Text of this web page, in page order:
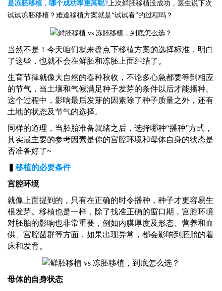
是冻胚移植，哪个成功率更高呢?上次鲜胚移植没成功，医生说下次
试试冻胚移植？难道移植方案就是“试试看”的过程吗？
当然不是！今天咱们就来盘点下移植方案的选择标准，明白
了这些，也就不会在鲜胚和冻胚上面纠结了。
生育节律就像大自然的春种秋收，不论多心急都要等到相应
的节气，当土壤和气候满足种子发芽的条件以后才能播种。
这个过程中，影响最后发芽的因素除了种子质量之外，还有
土地的状态及节气的选择。
同样的道理，当胚胎准备就绪之后，选择哪种“播种”方式，
其实最主要的参考因素是你的宫腔环境和母体自身的状态是
否准备好了~
移植的必要条件
宫腔环境
就像上面提到的，只有在正确的时令播种，种子才更容易生
根发芽。移植也是一样，除了找准正确的窗口期，宫腔环境
对胚胎的影响也非常重要，例如内膜厚度及形态、营养和血
供、宫腔菌群等方面，如果出现异常，都会影响到胚胎的着
床和发育。
母体的自身状态